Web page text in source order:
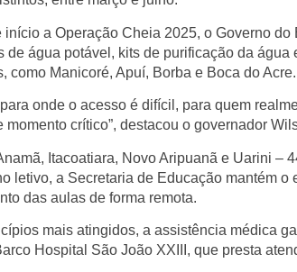
início a Operação Cheia 2025, o Governo
de água potável, kits de purificação da
como Manicoré, Apuí, Borba e Boca do Acre.
onde o acesso é difícil, para quem
momento crítico”, destacou o governador
Itacoatiara, Novo Aripuanã e Uarini –
letivo, a Secretaria de Educação mantém o
das aulas de forma remota.
mais atingidos, a assistência médica
Hospital São João XXIII, que presta